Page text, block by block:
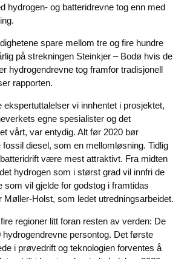
hydrogen- og batteridrevne tog enn med
spare mellom tre og fire hundre
på strekningen Steinkjer – Bodø hvis de
hydrogendrevne tog framfor tradisjonell
rapporten.
ekspertuttalelser vi innhentet i prosjektet,
egne spesialister og det
vårt, var entydig. Alt før 2020 bør
fossil diesel, som en mellomløsning. Tidlig
være mest attraktivt. Fra midten
hydrogen som i størst grad vil innfri de
som vil gjelde for godstog i framtidas
Møller-Holst, som ledet utredningsarbeidet.
regioner litt foran resten av verden: De
hydrogendrevne persontog. Det første
i prøvedrift og teknologien forventes å